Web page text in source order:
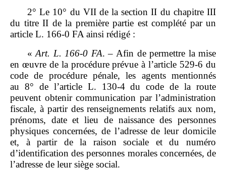
2° Le 10° du VII de la section II du chapitre III
du titre II de la première partie est complété par un
article L. 166‑0 FA ainsi rédigé :
«Art. L. 166‑0 FA. – Afin de permettre la mise
en œuvre de la procédure prévue à l’article 529‑6 du
code de procédure pénale, les agents mentionnés
au 8° de l’article L. 130‑4 du code de la route
peuvent obtenir communication par l’administration
fiscale, à partir des renseignements relatifs aux nom,
prénoms, date et lieu de naissance des personnes
physiques concernées, de l’adresse de leur domicile
et, à partir de la raison sociale et du numéro
d’identification des personnes morales concernées, de
l’adresse de leur siège social.